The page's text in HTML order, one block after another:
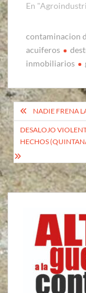
En
contaminacion
acuiferos
inmobiliarios
de
entradas
NADIE FRENA
DESALOJO
HECHOS